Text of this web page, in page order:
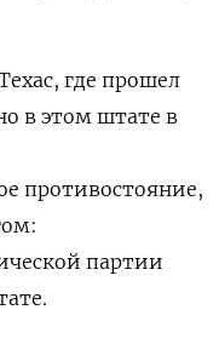
где прошел
в этом штате в
противостояние,
партии